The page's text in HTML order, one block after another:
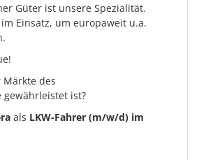
Güter ist unsere Spezialität.
Einsatz, um europaweit u.a.
des
ist?
als LKW-Fahrer (m/w/d) im